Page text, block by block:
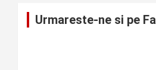
Urmareste-ne si pe